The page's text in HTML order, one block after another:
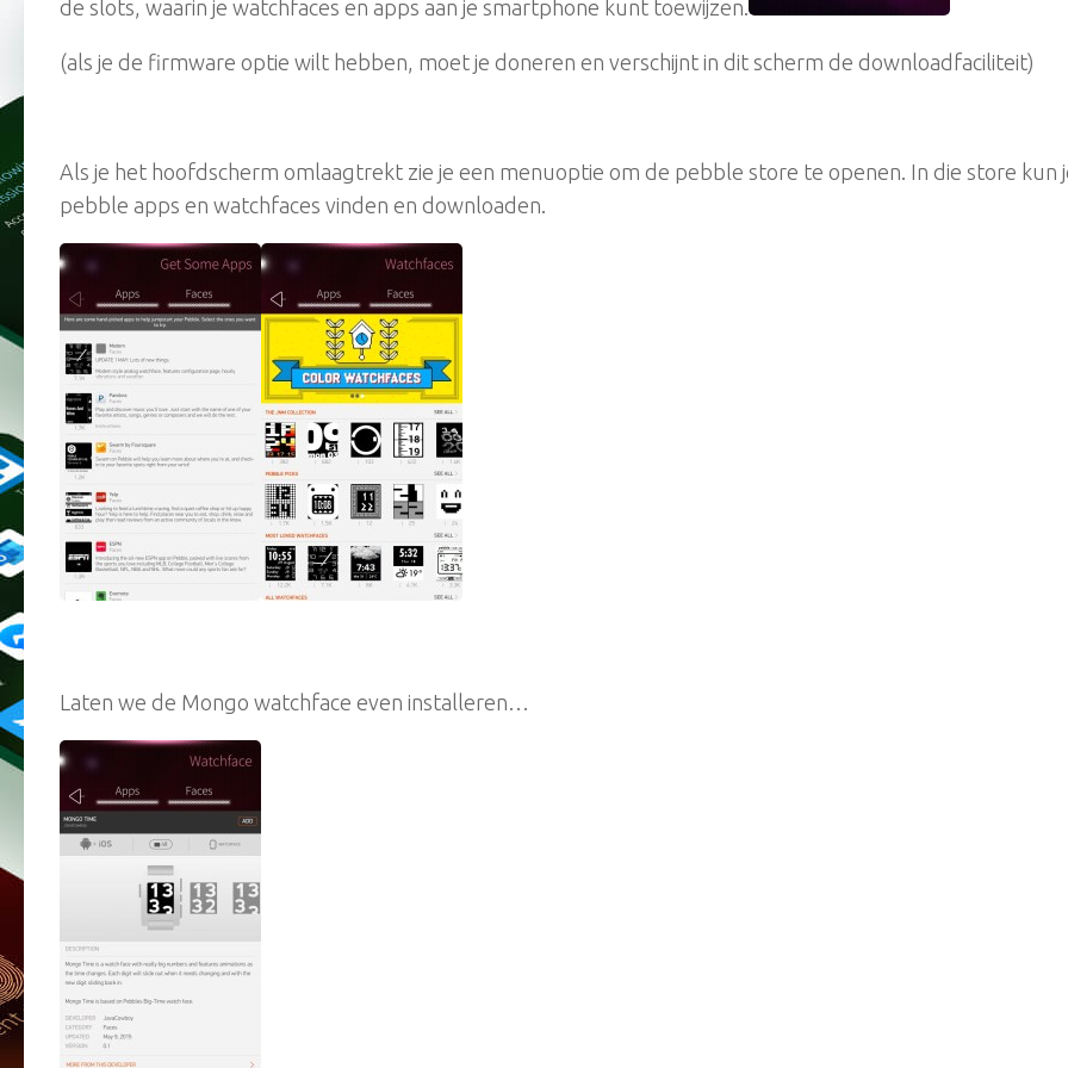
de slots, waarin je watchfaces en apps aan je smartphone kunt toewijzen.
(als je de firmware optie wilt hebben, moet je doneren en verschijnt in dit scherm de downloadfaciliteit)
Als je het hoofdscherm omlaagtrekt zie je een menuoptie om de pebble store te openen. In die store kun
pebble apps en watchfaces vinden en downloaden.
Laten we de Mongo watchface even installeren…